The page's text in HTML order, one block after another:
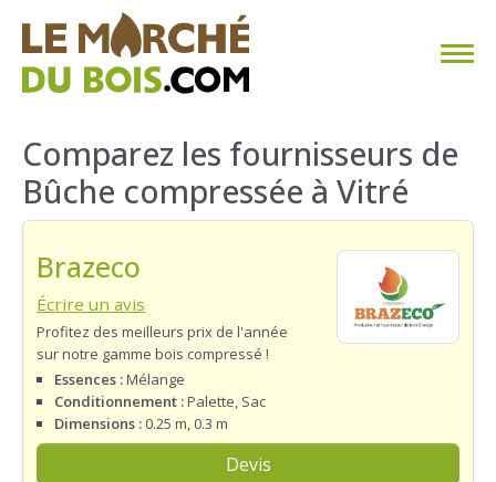
CHAUFFAGE AU BOIS
FAQ
TROUVER SON FOURNISSEUR
BLOG
ESPACE PRO
Comparez les fournisseurs de
Bûche compressée à Vitré
Brazeco
Écrire un avis
Profitez des meilleurs prix de l'année
sur notre gamme bois compressé !
Essences :Mélange
Conditionnement :Palette, Sac
Dimensions : 0.25 m, 0.3 m
Devis